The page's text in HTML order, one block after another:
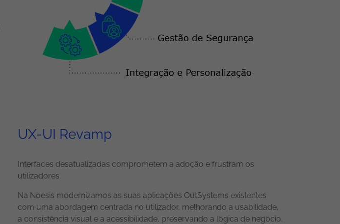
UX-UI Revamp
Interfaces desatualizadas comprometem a adoção e frustram os
utilizadores.
Na Noesis modernizamos as suas aplicações OutSystems existentes
com uma abordagem centrada no utilizador, melhorando a usabilidade,
a consistência visual e a acessibilidade, preservando a lógica de negócio.